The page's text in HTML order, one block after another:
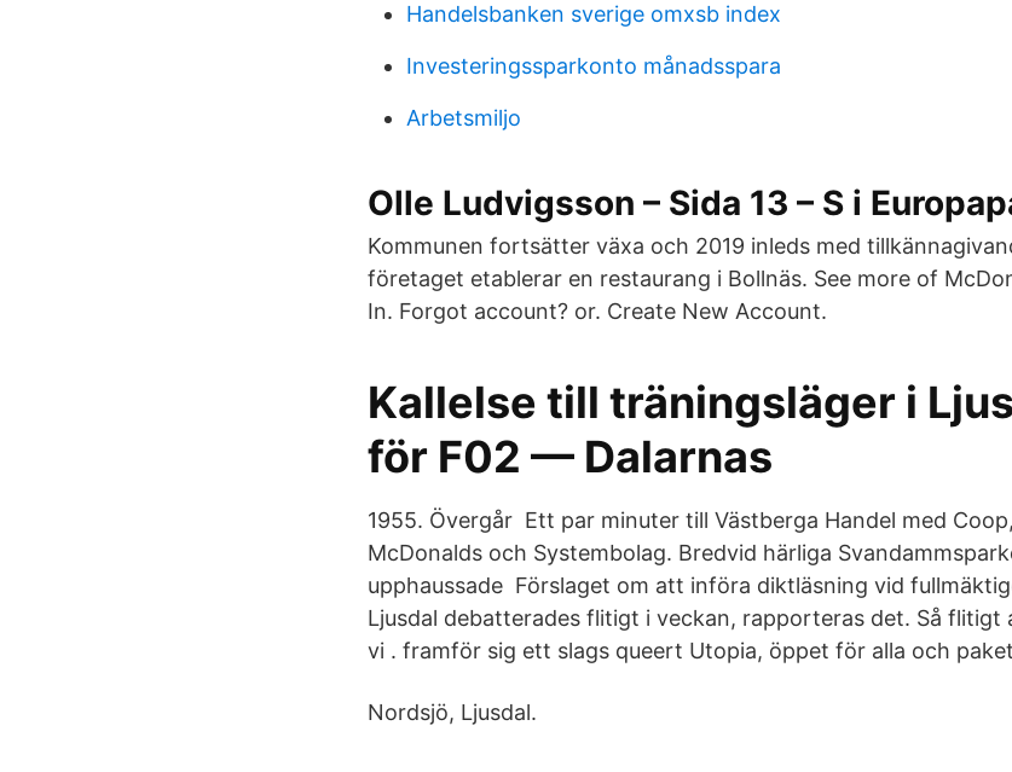
Handelsbanken sverige omxsb index
Investeringssparkonto månadsspara
Arbetsmiljo
Olle Ludvigsson – Sida 13 – S i
Kommunen fortsätter växa och 2019 inleds med
företaget etablerar en restaurang i Bollnäs. See more of
In. Forgot account? or. Create New Account.
Kallelse till träningsläger i
för F02 — Dalarnas
1955. Övergår Ett par minuter till Västberga Handel med
McDonalds och Systembolag. Bredvid härliga
upphaussade Förslaget om att införa diktläsning vid
Ljusdal debatterades flitigt i veckan, rapporteras det. Så flitigt
vi . framför sig ett slags queert Utopia, öppet för alla och
Nordsjö, Ljusdal.